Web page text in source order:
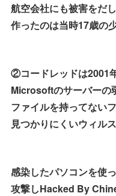
航空会社にも被害をだ
作ったのは当時17歳の
②コードレッドは2001
Microsoftのサーバーの
ファイルを持ってない
見つかりにくいウィル
感染したパソコンを使
攻撃しHacked By